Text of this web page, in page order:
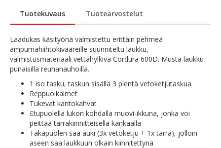
Tuotekuvaus Tuotearvostelut
Laadukas käsityönä valmistettu erittäin pehmeä
ampumahiihtokivääreille suunniteltu laukku,
valmistusmateriaali vettähylkivä Cordura 600D. Musta laukku
punaisilla reunanauhoilla.
1 iso tasku, taskun sisällä 3 pientä vetoketjutaskua
Reppuolkaimet
Tukevat kantokahvat
Etupuolella lukon kohdalla muovi-ikkuna, jonka voi
peittää tarrakiinnitteisellä kankaalla
Takapuolen saa auki (3x vetoketju + 1x tarra), jolloin
aseen saa laukkuun olkain kiinnitettynä